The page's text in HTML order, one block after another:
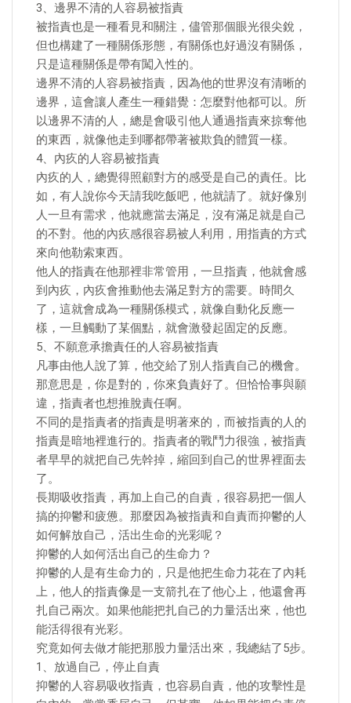
3、邊界不清的人容易被指責
被指責也是一種看見和關注，儘管那個眼光很尖銳，
但也構建了一種關係形態，有關係也好過沒有關係，
只是這種關係是帶有闖入性的。
邊界不清的人容易被指責，因為他的世界沒有清晰的
邊界，這會讓人產生一種錯覺：怎麼對他都可以。所
以邊界不清的人，總是會吸引他人通過指責來掠奪他
的東西，就像他走到哪都帶著被欺負的體質一樣。
4、內疚的人容易被指責
內疚的人，總覺得照顧對方的感受是自己的責任。比
如，有人說你今天請我吃飯吧，他就請了。就好像別
人一旦有需求，他就應當去滿足，沒有滿足就是自己
的不對。他的內疚感很容易被人利用，用指責的方式
來向他勒索東西。
他人的指責在他那裡非常管用，一旦指責，他就會感
到內疚，內疚會推動他去滿足對方的需要。時間久
了，這就會成為一種關係模式，就像自動化反應一
樣，一旦觸動了某個點，就會激發起固定的反應。
5、不願意承擔責任的人容易被指責
凡事由他人說了算，他交給了別人指責自己的機會。
那意思是，你是對的，你來負責好了。但恰恰事與願
違，指責者也想推脫責任啊。
不同的是指責者的指責是明著來的，而被指責的人的
指責是暗地裡進行的。指責者的戰鬥力很強，被指責
者早早的就把自己先幹掉，縮回到自己的世界裡面去
了。
長期吸收指責，再加上自己的自責，很容易把一個人
搞的抑鬱和疲憊。那麼因為被指責和自責而抑鬱的人
如何解放自己，活出生命的光彩呢？
抑鬱的人如何活出自己的生命力？
抑鬱的人是有生命力的，只是他把生命力花在了內耗
上，他人的指責像是一支箭扎在了他心上，他還會再
扎自己兩次。如果他能把扎自己的力量活出來，他也
能活得很有光彩。
究竟如何去做才能把那股力量活出來，我總結了5步。
1、放過自己，停止自責
抑鬱的人容易吸收指責，也容易自責，他的攻擊性是